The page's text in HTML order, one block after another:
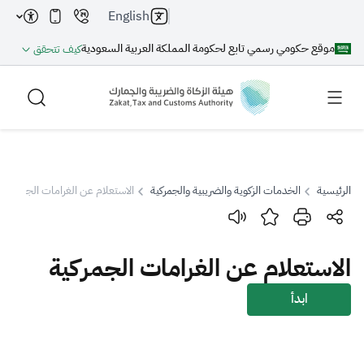
موقع حكومي رسمي تابع لحكومة المملكة العربية السعوديةكيف تتحقق
English
بحث
بحث بحث AI
الرئيسية الخدمات الزكوية والضريبية والجمركية الاستعلام عن الغرامات الجمركية
الاستعلام عن الغرامات الجمركية
ابدأ